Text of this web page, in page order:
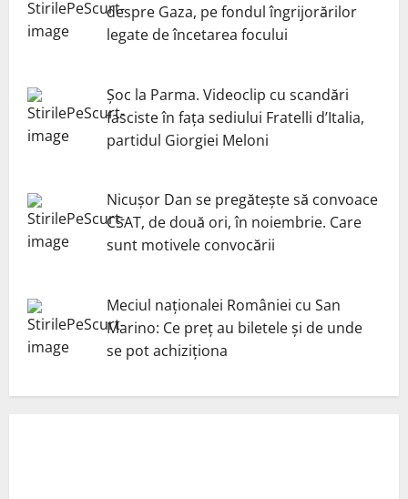
despre Gaza, pe fondul îngrijorărilor
legate de încetarea focului
Șoc la Parma. Videoclip cu scandări
fasciste în fața sediului Fratelli d’Italia,
partidul Giorgiei Meloni
Nicuşor Dan se pregăteşte să convoace
CSAT, de două ori, în noiembrie. Care
sunt motivele convocării
Meciul naționalei României cu San
Marino: Ce preț au biletele și de unde
se pot achiziționa